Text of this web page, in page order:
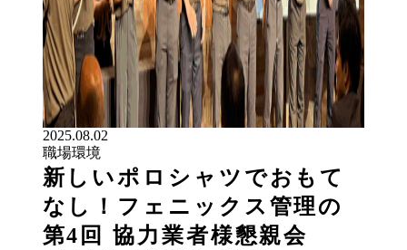
2025.08.02
職場環境
新しいポロシャツでおもて
なし！フェニックス管理の
第4回 協力業者様懇親会